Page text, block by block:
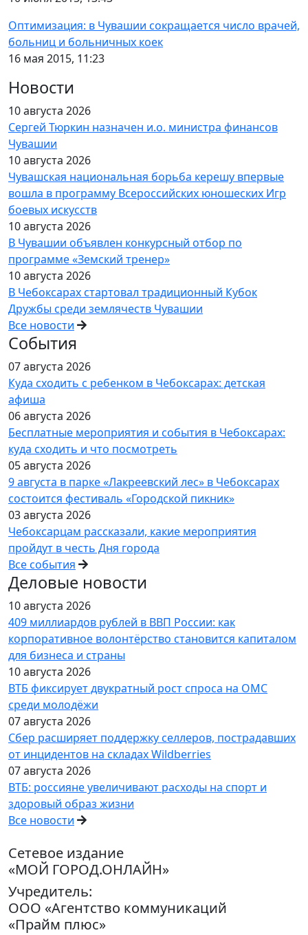
Оптимизация: в Чувашии сокращается число врачей,
больниц и больничных коек
16 мая 2015, 11:23
Новости
10 августа 2026
Сергей Тюркин назначен и.о. министра финансов
Чувашии
10 августа 2026
Чувашская национальная борьба керешу впервые
вошла в программу Всероссийских юношеских Игр
боевых искусств
10 августа 2026
В Чувашии объявлен конкурсный отбор по
программе «Земский тренер»
10 августа 2026
В Чебоксарах стартовал традиционный Кубок
Дружбы среди землячеств Чувашии
Все новости
События
07 августа 2026
Куда сходить с ребенком в Чебоксарах: детская
афиша
06 августа 2026
Бесплатные мероприятия и события в Чебоксарах:
куда сходить и что посмотреть
05 августа 2026
9 августа в парке «Лакреевский лес» в Чебоксарах
состоится фестиваль «Городской пикник»
03 августа 2026
Чебоксарцам рассказали, какие мероприятия
пройдут в честь Дня города
Все события
Деловые новости
10 августа 2026
409 миллиардов рублей в ВВП России: как
корпоративное волонтёрство становится капиталом
для бизнеса и страны
10 августа 2026
ВТБ фиксирует двукратный рост спроса на ОМС
среди молодёжи
07 августа 2026
Сбер расширяет поддержку селлеров, пострадавших
от инцидентов на складах Wildberries
07 августа 2026
ВТБ: россияне увеличивают расходы на спорт и
здоровый образ жизни
Все новости
Сетевое издание
«МОЙ ГОРОД.ОНЛАЙН»
Учредитель:
ООО «Агентство коммуникаций
«Прайм плюс»